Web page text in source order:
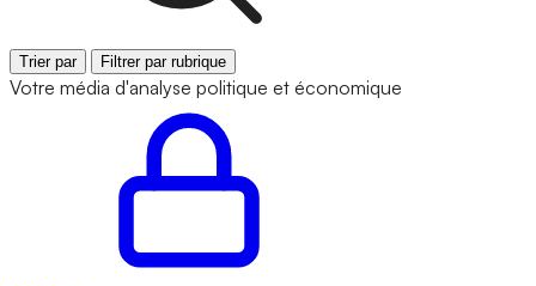
Trier par Filtrer par rubrique
Votre média d'analyse politique et économique